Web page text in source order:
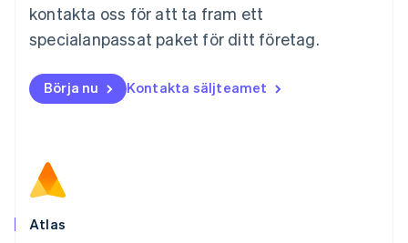
kontakta oss för att ta fram ett
specialanpassat paket för ditt företag.
Börja nu Kontakta säljteamet
Atlas
Nederländerna
NederlandsEnglish
English
Nya Zeeland
Português
Rumänien
English